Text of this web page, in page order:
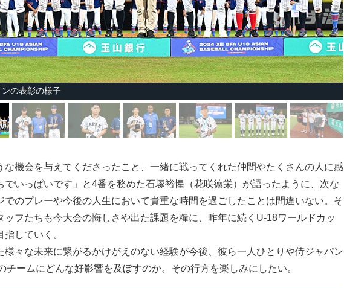
の表彰の様子
な機会を与えてくださったこと、一緒に戦ってくれた仲間やたくさんの人に感
でいっぱいです」と4番を務めた石塚裕惺（花咲徳栄）が語ったように、次な
でのプレーや今後の人生において貴重な時間を過ごしたことは間違いない。そ
ッフたちも今大会の悔しさや出た課題を糧に、昨年に続くU-18ワールドカッ
指していく。
々な未来に繋がるかけがえのない経験が今後、彼ら一人ひとりや侍ジャパン
チームにどんな好影響を及ぼすのか。その行方を楽しみにしたい。